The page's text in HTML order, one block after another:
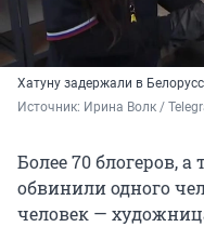
Хатуну задержали в
Источник: Ирина Волк /
Более 70 блогеров,
обвинили одного
человек —